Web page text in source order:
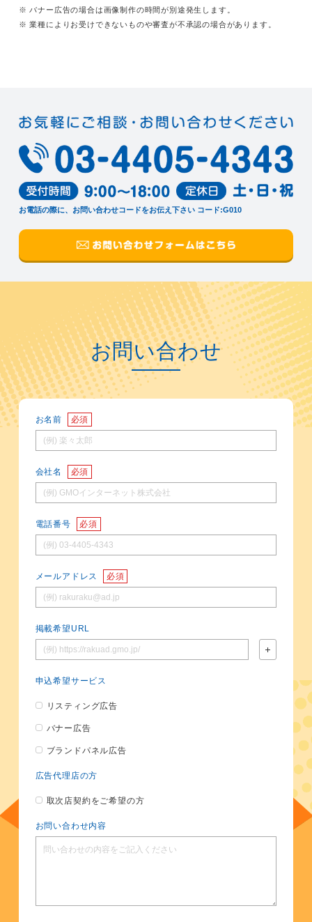
※ バナー広告の場合は画像制作の時間が別途発生します。
※ 業種によりお受けできないものや審査が不承認の場合があります。
お電話の際に、お問い合わせコードをお伝え下さい コード:G010
お問い合わせ
お名前 必須
会社名 必須
電話番号 必須
メールアドレス 必須
掲載希望URL
申込希望サービス
リスティング広告
バナー広告
ブランドパネル広告
広告代理店の方
取次店契約をご希望の方
お問い合わせ内容